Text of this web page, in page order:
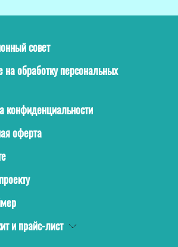
совет
на обработку персональных
конфиденциальности
оферта
и прайс-лист